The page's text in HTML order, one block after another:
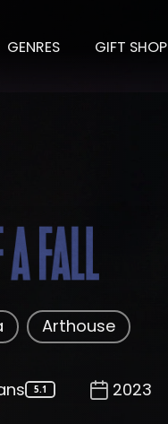
GENRES GIFT SHOP
Arthouse
5.1 2023